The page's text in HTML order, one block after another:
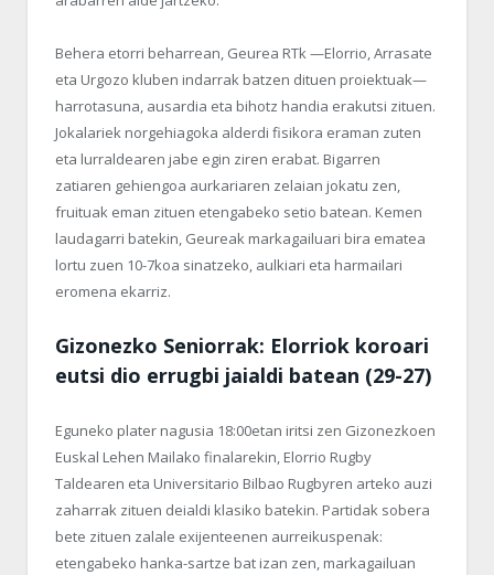
Behera etorri beharrean, Geurea RTk —Elorrio, Arrasate
eta Urgozo kluben indarrak batzen dituen proiektuak—
harrotasuna, ausardia eta bihotz handia erakutsi zituen.
Jokalariek norgehiagoka alderdi fisikora eraman zuten
eta lurraldearen jabe egin ziren erabat. Bigarren
zatiaren gehiengoa aurkariaren zelaian jokatu zen,
fruituak eman zituen etengabeko setio batean. Kemen
laudagarri batekin, Geureak markagailuari bira ematea
lortu zuen 10-7koa sinatzeko, aulkiari eta harmailari
eromena ekarriz.
Gizonezko Seniorrak: Elorriok koroari
eutsi dio errugbi jaialdi batean (29-27)
Eguneko plater nagusia 18:00etan iritsi zen Gizonezkoen
Euskal Lehen Mailako finalarekin, Elorrio Rugby
Taldearen eta Universitario Bilbao Rugbyren arteko auzi
zaharrak zituen deialdi klasiko batekin. Partidak sobera
bete zituen zalale exijenteenen aurreikuspenak:
etengabeko hanka-sartze bat izan zen, markagailuan